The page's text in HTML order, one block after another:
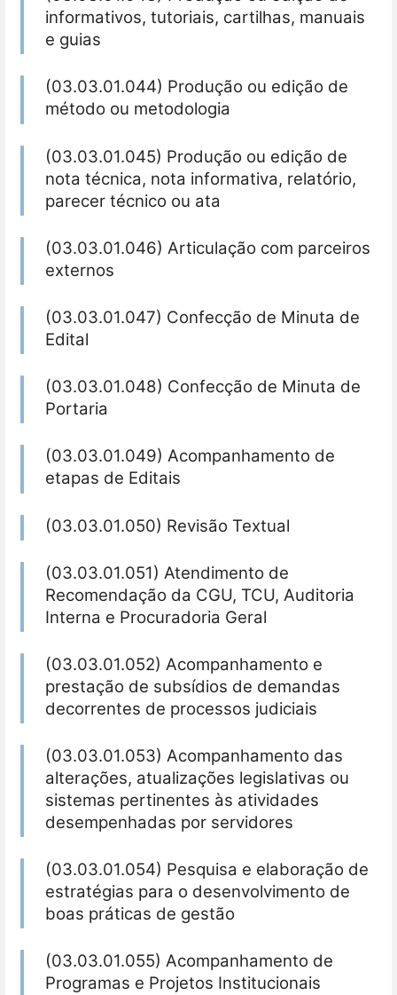
informativos, tutoriais, cartilhas, manuais
e guias
(03.03.01.044) Produção ou edição de
método ou metodologia
(03.03.01.045) Produção ou edição de
nota técnica, nota informativa, relatório,
parecer técnico ou ata
(03.03.01.046) Articulação com parceiros
externos
(03.03.01.047) Confecção de Minuta de
Edital
(03.03.01.048) Confecção de Minuta de
Portaria
(03.03.01.049) Acompanhamento de
etapas de Editais
(03.03.01.050) Revisão Textual
(03.03.01.051) Atendimento de
Recomendação da CGU, TCU, Auditoria
Interna e Procuradoria Geral
(03.03.01.052) Acompanhamento e
prestação de subsídios de demandas
decorrentes de processos judiciais
(03.03.01.053) Acompanhamento das
alterações, atualizações legislativas ou
sistemas pertinentes às atividades
desempenhadas por servidores
(03.03.01.054) Pesquisa e elaboração de
estratégias para o desenvolvimento de
boas práticas de gestão
(03.03.01.055) Acompanhamento de
Programas e Projetos Institucionais